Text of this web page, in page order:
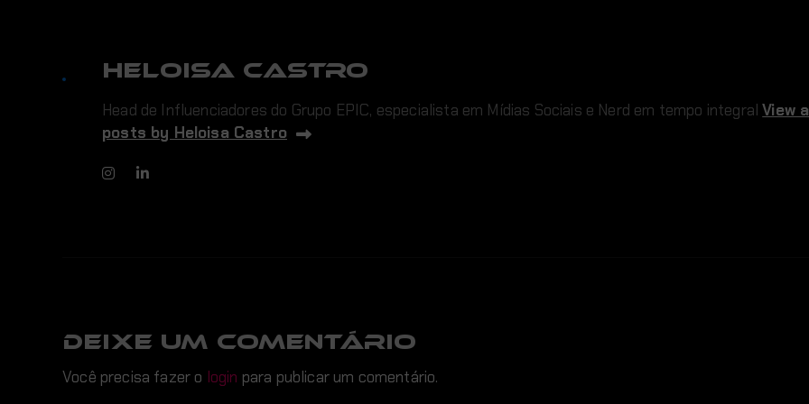
Heloisa Castro
Head de Influenciadores do Grupo EPIC, especialista em Mídias Sociais e Nerd em tempo integralView
posts by Heloisa Castro
DEIXE UM COMENTÁRIO
Você precisa fazer o login para publicar um comentário.